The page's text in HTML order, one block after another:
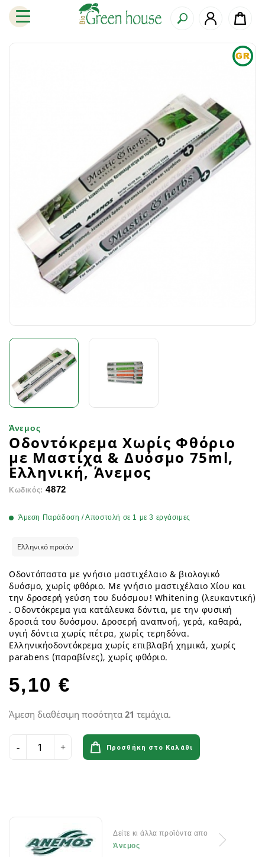
Άνεμος
Οδοντόκρεμα Χωρίς Φθόριο
με Μαστίχα & Δυόσμο 75ml,
Ελληνική, Άνεμος
Κωδικός: 4872
Άμεση Παράδοση / Αποστολή σε 1 με 3 εργάσιμες
Ελληνικό προϊόν
Οδοντόπαστα με γνήσιο μαστιχέλαιο & βιολογικό
δυόσμο, χωρίς φθόριο. Με γνήσιο μαστιχέλαιο Χίου και
την δροσερή γεύση του δυόσμου! Whitening (λευκαντική)
. Οδοντόκρεμα για κατάλευκα δόντια, με την φυσική
δροσιά του δυόσμου. Δροσερή αναπνοή, γερά, καθαρά,
υγιή δόντια χωρίς πέτρα, χωρίς τερηδόνα.
Ελληνικήοδοντόκρεμα χωρίς επιβλαβή χημικά, χωρίς
parabens (παραβίνες), χωρίς φθόριο.
5,10 €
Άμεση διαθέσιμη ποσότητα 21 τεμάχια.
Προσθήκη στο Καλάθι
Δείτε κι άλλα προϊόντα απο
Άνεμος